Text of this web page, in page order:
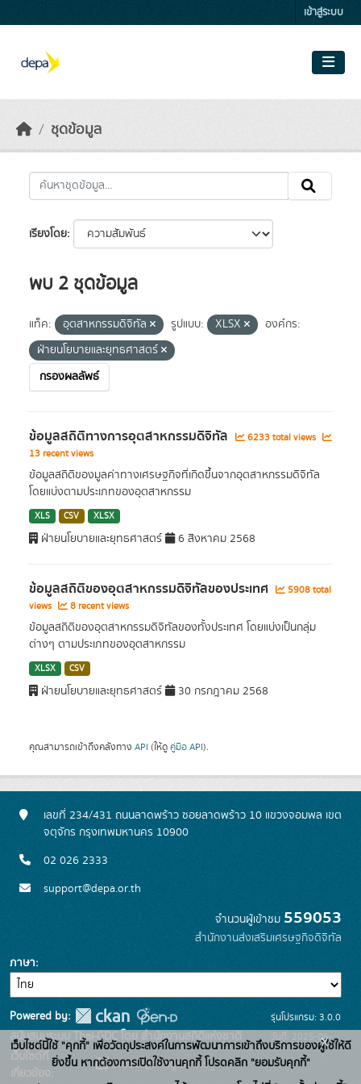
เข้าสู่ระบบ
ชุดข้อมูล
เรียงโดย
พบ 2 ชุดข้อมูล
แท็ค: อุตสาหกรรมดิจิทัล รูปแบบ: XLSX
องค์กร:
ฝ่ายนโยบายและยุทธศาสตร์
กรองผลลัพธ์
ข้อมูลสถิติทางการอุตสาหกรรมดิจิทัล
6233 total views
13 recent views
ข้อมูลสถิติของมูลค่าทางเศรษฐกิจที่เกิดขึ้นจากอุตสาหกรรมดิจิทัล
โดยแบ่งตามประเภทของอุตสาหกรรม
XLS CSV XLSX
ฝ่ายนโยบายและยุทธศาสตร์ 6 สิงหาคม 2568
ข้อมูลสถิติของอุตสาหกรรมดิจิทัลของประเทศ
5908 total
views
8 recent views
ข้อมูลสถิติของอุตสาหกรรมดิจิทัลของทั้งประเทศ โดยแบ่งเป็นกลุ่ม
ต่างๆ ตามประเภทของอุตสาหกรรม
XLSX CSV
ฝ่ายนโยบายและยุทธศาสตร์ 30 กรกฎาคม 2568
คุณสามารถเข้าถึงคลังทาง API (ให้ดู คู่มือ API).
เลขที่ 234/431 ถนนลาดพร้าว ซอยลาดพร้าว 10 แขวงจอมพล เขต
จตุจักร กรุงเทพมหานคร 10900
02 026 2333
support@depa.or.th
จำนวนผู้เข้าชม 559053
สำนักงานส่งเสริมเศรษฐกิจดิจิทัล
ภาษา
Powered by:
สนับสนุนระบบ Thai-GDC โดย สำนักงานสถิติแห่งชาติ
เว็บไซต์ที่
เกี่ยวข้อง:
ระบบบัญชีข้อมูลภาครัฐ
รุ่นโปรแกรม: 3.0.0
วันที่: 2025-06-
10
เว็บไซต์นี้ใช้ "คุกกี้" เพื่อวัตถุประสงค์ในการพัฒนาการเข้าถึงบริการของผู้ใช้ให้ดี
ยิ่งขึ้น หากต้องการเปิดใช้งานคุกกี้ โปรดคลิก "ยอมรับคุกกี้"
x